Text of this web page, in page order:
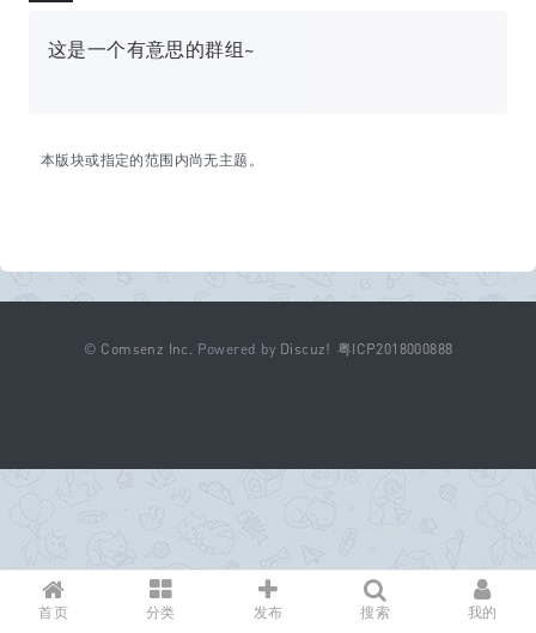
这是一个有意思的群组~
本版块或指定的范围内尚无主题。
首页 分类 发布 搜索 我的
© Comsenz Inc. Powered by Discuz! 粤ICP2018000888